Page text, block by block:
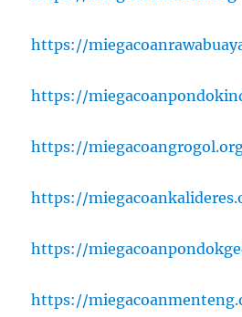
https://
https://
https://
https://
https://
https://